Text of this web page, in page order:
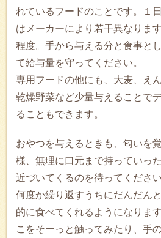
れているフードのことです。１
はメーカーにより若干異なりま
程度。手から与える分と食事と
て給与量を守ってください。
専用フードの他にも、大麦、え
乾燥野菜など少量与えることで
ることもできます。
おやつを与えるときも、匂いを
様、無理に口元まで持っていっ
近づいてくるのを待ってください
何度か繰り返すうちにだんだん
的に食べてくれるようになりま
こをそーっと触ってみたり、手